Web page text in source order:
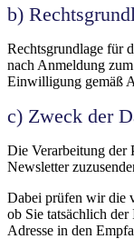
b)
Rechtsgrundlage für
nach Anmeldung
Einwilligung gemäß
c) Zweck der
Die Verarbeitung der
Newsletter
Dabei prüfen wir die
ob Sie tatsächlich
Adresse in den